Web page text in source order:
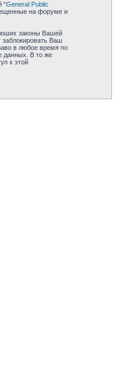
“General Public
на форуме и
законы Вашей
Ваш
в любое время по
данных. В то же
к этой